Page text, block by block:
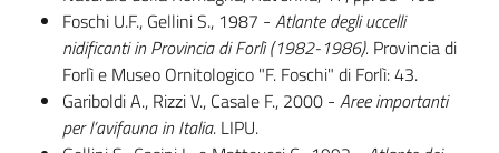
Foschi U.F., Gellini S., 1987 - Atlante degli uccelli
nidificanti in Provincia di Forlì (1982-1986). Provincia di
Forlì e Museo Ornitologico "F. Foschi" di Forlì: 43.
Gariboldi A., Rizzi V., Casale F., 2000 - Aree importanti
per l’avifauna in Italia. LIPU.